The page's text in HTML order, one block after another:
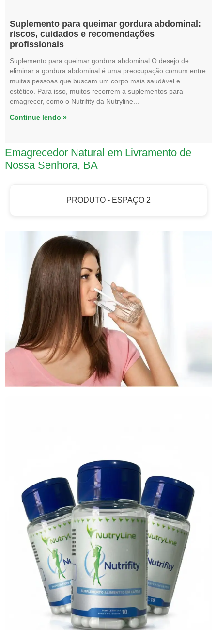
Suplemento para queimar gordura abdominal:
riscos, cuidados e recomendações
profissionais
Suplemento para queimar gordura abdominal O desejo de
eliminar a gordura abdominal é uma preocupação comum entre
muitas pessoas que buscam um corpo mais saudável e
estético. Para isso, muitos recorrem a suplementos para
emagrecer, como o Nutrifity da Nutryline
Continue lendo »
Emagrecedor Natural em Livramento de
Nossa Senhora, BA
PRODUTO - ESPAÇO 2